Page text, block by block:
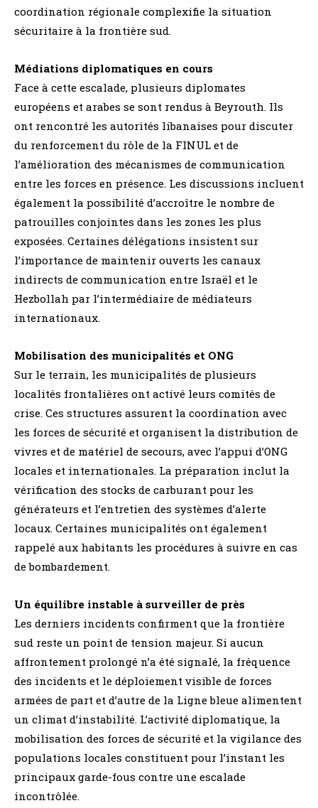
coordination régionale complexifie la situation
sécuritaire à la frontière sud.
Médiations diplomatiques en cours
Face à cette escalade, plusieurs diplomates
européens et arabes se sont rendus à Beyrouth. Ils
ont rencontré les autorités libanaises pour discuter
du renforcement du rôle de la FINUL et de
l’amélioration des mécanismes de communication
entre les forces en présence. Les discussions incluent
également la possibilité d’accroître le nombre de
patrouilles conjointes dans les zones les plus
exposées. Certaines délégations insistent sur
l’importance de maintenir ouverts les canaux
indirects de communication entre Israël et le
Hezbollah par l’intermédiaire de médiateurs
internationaux.
Mobilisation des municipalités et ONG
Sur le terrain, les municipalités de plusieurs
localités frontalières ont activé leurs comités de
crise. Ces structures assurent la coordination avec
les forces de sécurité et organisent la distribution de
vivres et de matériel de secours, avec l’appui d’ONG
locales et internationales. La préparation inclut la
vérification des stocks de carburant pour les
générateurs et l’entretien des systèmes d’alerte
locaux. Certaines municipalités ont également
rappelé aux habitants les procédures à suivre en cas
de bombardement.
Un équilibre instable à surveiller de près
Les derniers incidents confirment que la frontière
sud reste un point de tension majeur. Si aucun
affrontement prolongé n’a été signalé, la fréquence
des incidents et le déploiement visible de forces
armées de part et d’autre de la Ligne bleue alimentent
un climat d’instabilité. L’activité diplomatique, la
mobilisation des forces de sécurité et la vigilance des
populations locales constituent pour l’instant les
principaux garde-fous contre une escalade
incontrôlée.